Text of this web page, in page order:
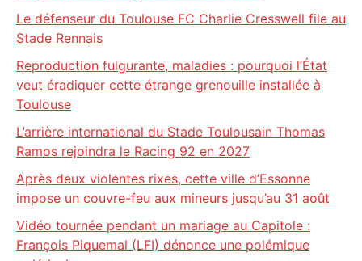
Le défenseur du Toulouse FC Charlie Cresswell file au
Stade Rennais
Reproduction fulgurante, maladies : pourquoi l’État
veut éradiquer cette étrange grenouille installée à
Toulouse
L’arrière international du Stade Toulousain Thomas
Ramos rejoindra le Racing 92 en 2027
Après deux violentes rixes, cette ville d’Essonne
impose un couvre-feu aux mineurs jusqu’au 31 août
Vidéo tournée pendant un mariage au Capitole :
François Piquemal (LFI) dénonce une polémique